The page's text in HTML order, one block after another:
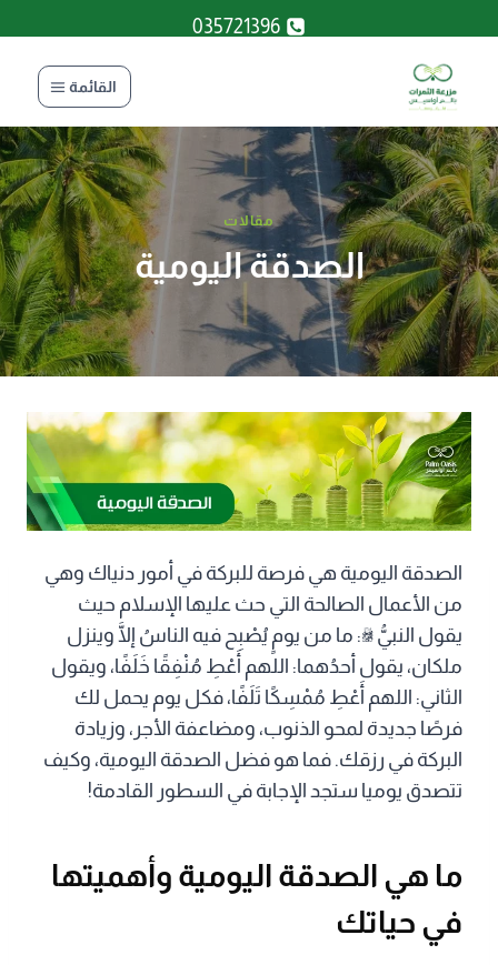
المحتوى
035721396
القائمة
مقالات
الصدقة اليومية
الصدقة اليومية هي فرصة للبركة في أمور دنياك وهي
من الأعمال الصالحة التي حث عليها الإسلام حيث
يقول النبيُّ ﷺ: ما من يومٍ يُصْبِح فيه الناسُ إلَّا وينزل
ملكان، يقول أحدُهما: اللهم أَعْطِ مُنْفِقًا خَلَفًا، ويقول
الثاني: اللهم أَعْطِ مُمْسِكًا تَلَفًا، فكل يوم يحمل لك
فرصًا جديدة لمحو الذنوب، ومضاعفة الأجر، وزيادة
البركة في رزقك. فما هو فضل الصدقة اليومية، وكيف
تتصدق يوميا ستجد الإجابة في السطور القادمة!
ما هي الصدقة اليومية وأهميتها
في حياتك